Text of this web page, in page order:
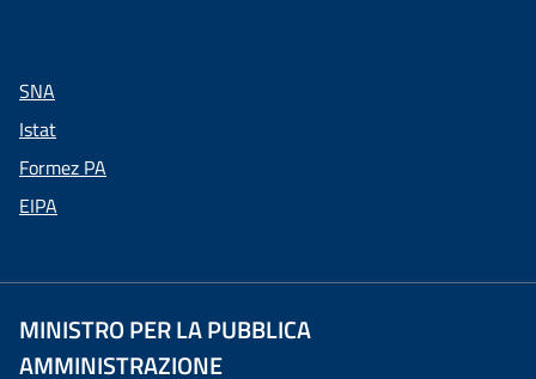
SNA
Istat
Formez PA
EIPA
MINISTRO PER LA PUBBLICA
AMMINISTRAZIONE